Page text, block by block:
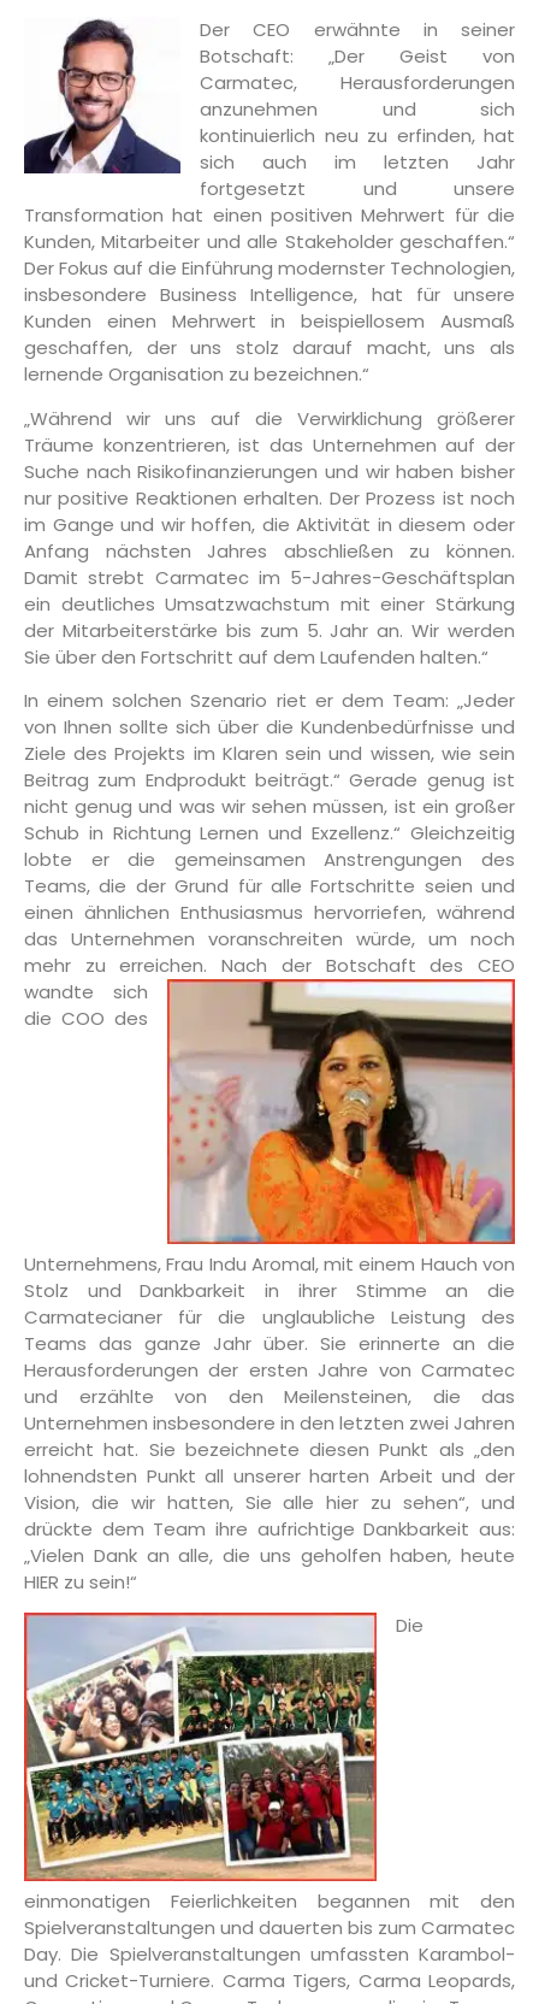
Der CEO erwähnte in seiner
Botschaft: „Der Geist von
Carmatec, Herausforderungen
anzunehmen und sich
kontinuierlich neu zu erfinden, hat
sich auch im letzten Jahr
fortgesetzt und unsere
Transformation hat einen positiven Mehrwert für die
Kunden, Mitarbeiter und alle Stakeholder geschaffen.“
Der Fokus auf die Einführung modernster Technologien,
insbesondere Business Intelligence, hat für unsere
Kunden einen Mehrwert in beispiellosem Ausmaß
geschaffen, der uns stolz darauf macht, uns als
lernende Organisation zu bezeichnen.“
„Während wir uns auf die Verwirklichung größerer
Träume konzentrieren, ist das Unternehmen auf der
Suche nach Risikofinanzierungen und wir haben bisher
nur positive Reaktionen erhalten. Der Prozess ist noch
im Gange und wir hoffen, die Aktivität in diesem oder
Anfang nächsten Jahres abschließen zu können.
Damit strebt Carmatec im 5-Jahres-Geschäftsplan
ein deutliches Umsatzwachstum mit einer Stärkung
der Mitarbeiterstärke bis zum 5. Jahr an. Wir werden
Sie über den Fortschritt auf dem Laufenden halten.“
In einem solchen Szenario riet er dem Team: „Jeder
von Ihnen sollte sich über die Kundenbedürfnisse und
Ziele des Projekts im Klaren sein und wissen, wie sein
Beitrag zum Endprodukt beiträgt.“ Gerade genug ist
nicht genug und was wir sehen müssen, ist ein großer
Schub in Richtung Lernen und Exzellenz.“ Gleichzeitig
lobte er die gemeinsamen Anstrengungen des
Teams, die der Grund für alle Fortschritte seien und
einen ähnlichen Enthusiasmus hervorriefen, während
das Unternehmen voranschreiten würde, um noch
mehr zu erreichen.Nach der Botschaft des CEO
wandte sich
die COO des
Unternehmens, Frau Indu Aromal, mit einem Hauch von
Stolz und Dankbarkeit in ihrer Stimme an die
Carmatecianer für die unglaubliche Leistung des
Teams das ganze Jahr über. Sie erinnerte an die
Herausforderungen der ersten Jahre von Carmatec
und erzählte von den Meilensteinen, die das
Unternehmen insbesondere in den letzten zwei Jahren
erreicht hat. Sie bezeichnete diesen Punkt als „den
lohnendsten Punkt all unserer harten Arbeit und der
Vision, die wir hatten, Sie alle hier zu sehen“, und
drückte dem Team ihre aufrichtige Dankbarkeit aus:
„Vielen Dank an alle, die uns geholfen haben, heute
HIER zu sein!“
Die
einmonatigen Feierlichkeiten begannen mit den
Spielveranstaltungen und dauerten bis zum Carmatec
Day. Die Spielveranstaltungen umfassten Karambol-
und Cricket-Turniere. Carma Tigers, Carma Leopards,